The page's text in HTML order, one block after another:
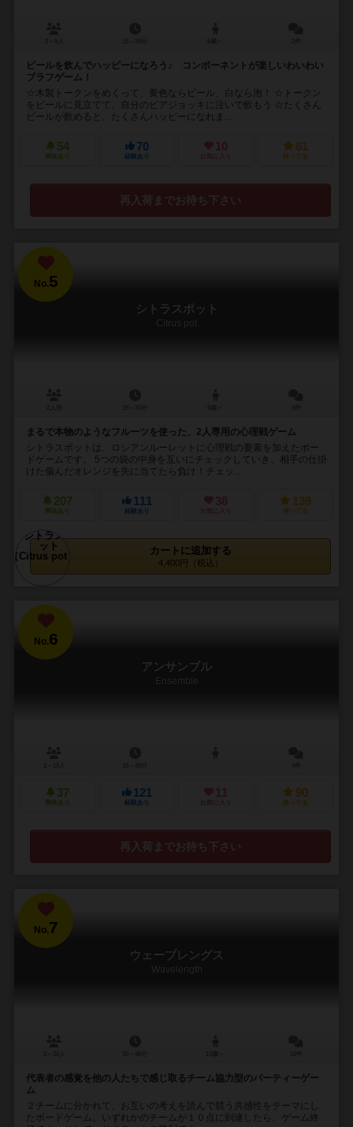
ビールを飲んでハッピーになろう♪ コンポーネントが楽しいわいわい
ブラフゲーム！
☆木製トークンをめくって、黄色ならビール、白なら泡！ ☆トークン
をビールに見立てて、自分のビアジョッキに注いで飲もう ☆たくさん
ビールが飲めると、たくさんハッピーになれま...
54
興味あり
70
経験あり
10
お気に入り
61
持ってる
再入荷までお待ち下さい
No.5
シトラスポット
Citrus pot
まるで本物のようなフルーツを使った、2人専用の心理戦ゲーム
シトラスポットは、ロシアンルーレットに心理戦の要素を加えたボー
ドゲームです。 5つの袋の中身を互いにチェックしていき、相手の仕掛
けた傷んだオレンジを先に当てたら負け！チェッ...
207
興味あり
111
経験あり
38
お気に入り
139
持ってる
カートに追加する
4,400円（税込）
No.6
アンサンブル
Ensemble
37
興味あり
121
経験あり
11
お気に入り
90
持ってる
再入荷までお待ち下さい
No.7
ウェーブレングス
Wavelength
代表者の感覚を他の人たちで感じ取るチーム協力型のパーティーゲー
ム
２チームに分かれて、お互いの考えを読んで競う共感性をテーマにし
たボードゲーム。いずれかのチームが１０点に到達したら、ゲーム終